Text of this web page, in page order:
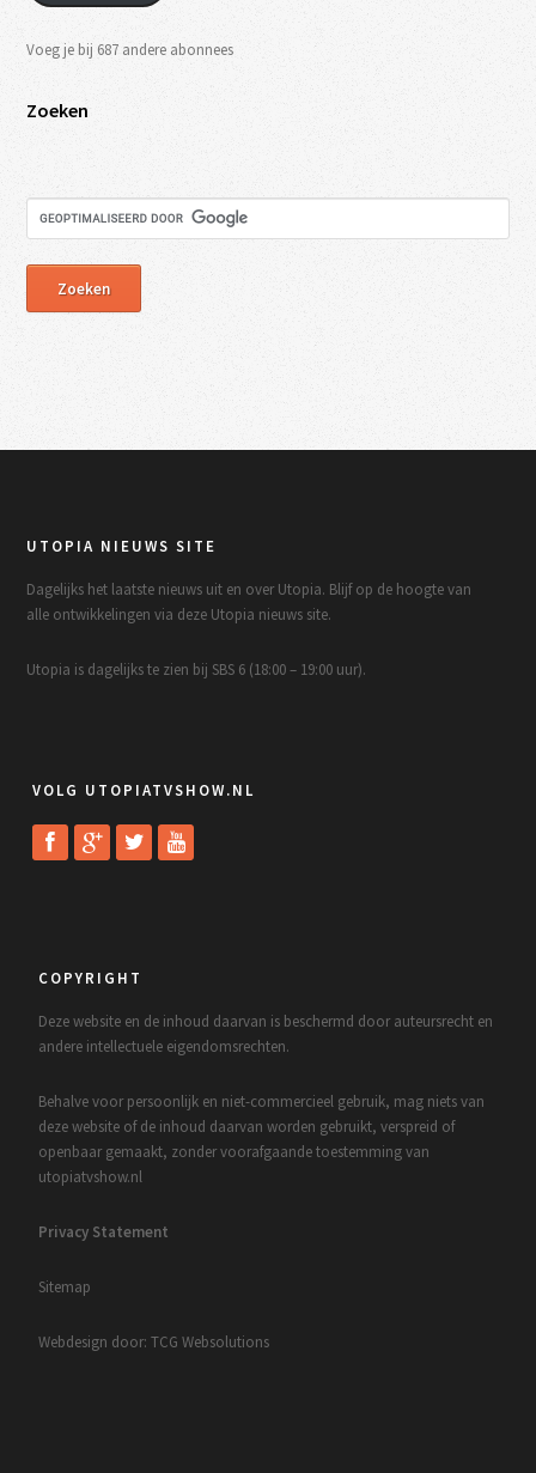
Voeg je bij 687 andere abonnees
Zoeken
UTOPIA NIEUWS SITE
Dagelijks het laatste nieuws uit en over Utopia. Blijf op de hoogte van
alle ontwikkelingen via deze Utopia nieuws site.
Utopia is dagelijks te zien bij SBS 6 (18:00 – 19:00 uur).
VOLG UTOPIATVSHOW.NL
COPYRIGHT
Deze website en de inhoud daarvan is beschermd door auteursrecht en
andere intellectuele eigendomsrechten.
Behalve voor persoonlijk en niet-commercieel gebruik, mag niets van
deze website of de inhoud daarvan worden gebruikt, verspreid of
openbaar gemaakt, zonder voorafgaande toestemming van
utopiatvshow.nl
Privacy Statement
Sitemap
Webdesign door: TCG Websolutions